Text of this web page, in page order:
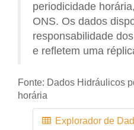
periodicidade
ONS. Os dados
responsabilidade
e refletem uma
Fonte: Dados Hidráulicos
horária
Explorador de